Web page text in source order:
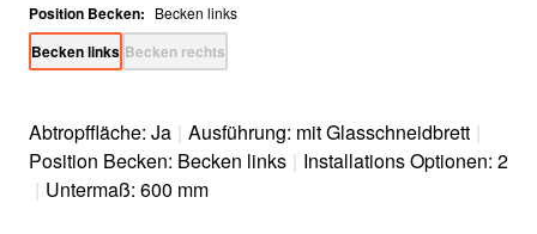
Position Becken: Becken links
Becken links Becken rechts
Abtropffläche: Ja | Ausführung: mit Glasschneidbrett |
Position Becken: Becken links | Installations Optionen: 2
| Untermaß: 600 mm